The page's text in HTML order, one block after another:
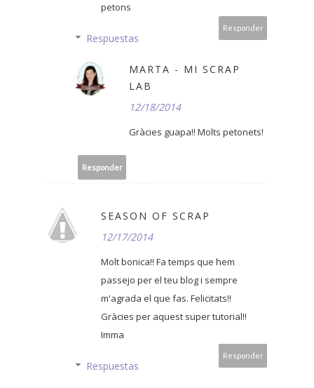
petons
Responder
Respuestas
MARTA - MI SCRAP
LAB
12/18/2014
Gràcies guapa!! Molts petonets!
Responder
SEASON OF SCRAP
12/17/2014
Molt bonica!! Fa temps que hem
passejo per el teu blog i sempre
m'agrada el que fas. Felicitats!!
Gràcies per aquest super tutorial!!
Imma
Responder
Respuestas